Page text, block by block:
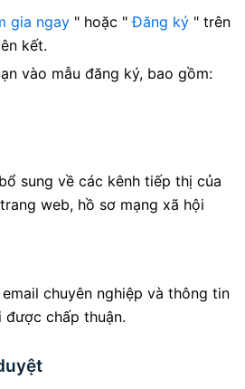
gia ngay " hoặc "Đăng ký " trên
kết.
vào mẫu đăng ký, bao gồm:
sung về các kênh tiếp thị của
web, hồ sơ mạng xã hội
chuyên nghiệp và thông tin
chấp thuận.